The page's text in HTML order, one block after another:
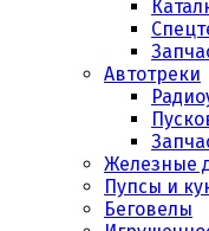
Автотреки
Железные
Пупсы и
Беговелы